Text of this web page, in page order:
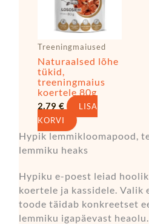
Treeningmaiused
Naturaalsed lõhe
tükid,
treeningmaius
koertele 80g
2,79 €
LISA
KORVI
Hypik lemmikloomapood,
lemmiku heaks
Hypiku e-poest leiad
koertele ja kassidele. Valik
toode täidab konkreetset
lemmiku igapäevast